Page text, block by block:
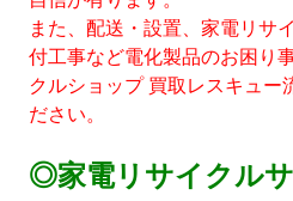
また、配送・設置、家電リサ
付工事など電化製品のお困り
クルショップ 買取レスキュー
ださい。
◎家電リサイクル